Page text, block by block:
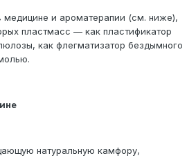
медицине и ароматерапии (см. ниже),
пластмасс — как пластификатор
как флегматизатор бездымного
натуральную камфору,